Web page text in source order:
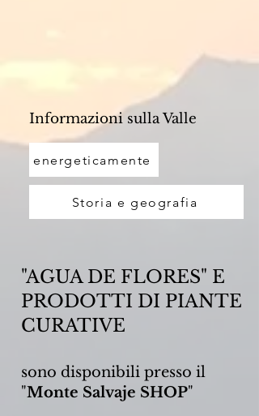
Informazioni sulla Valle
energeticamente
Storia e geografia
"AGUA DE FLORES" E
PRODOTTI DI PIANTE
CURATIVE
sono disponibili presso il
"Monte Salvaje SHOP"